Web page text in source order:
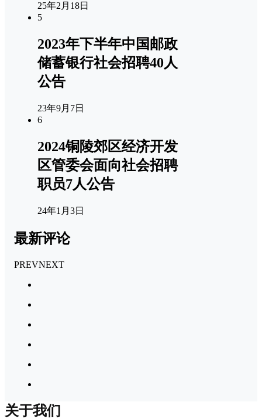
25年2月18日
5
2023年下半年中国邮政
储蓄银行社会招聘40人
公告
23年9月7日
6
2024铜陵郊区经济开发
区管委会面向社会招聘
职员7人公告
24年1月3日
最新评论
PREVNEXT
关于我们